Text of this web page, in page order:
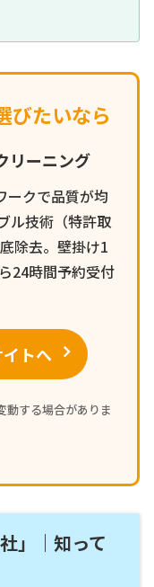
びたいなら
リーニング
ークで品質が均
ル技術（特許取
除去。壁掛け1
24時間予約受付
トへ
する場合がありま
」｜知って